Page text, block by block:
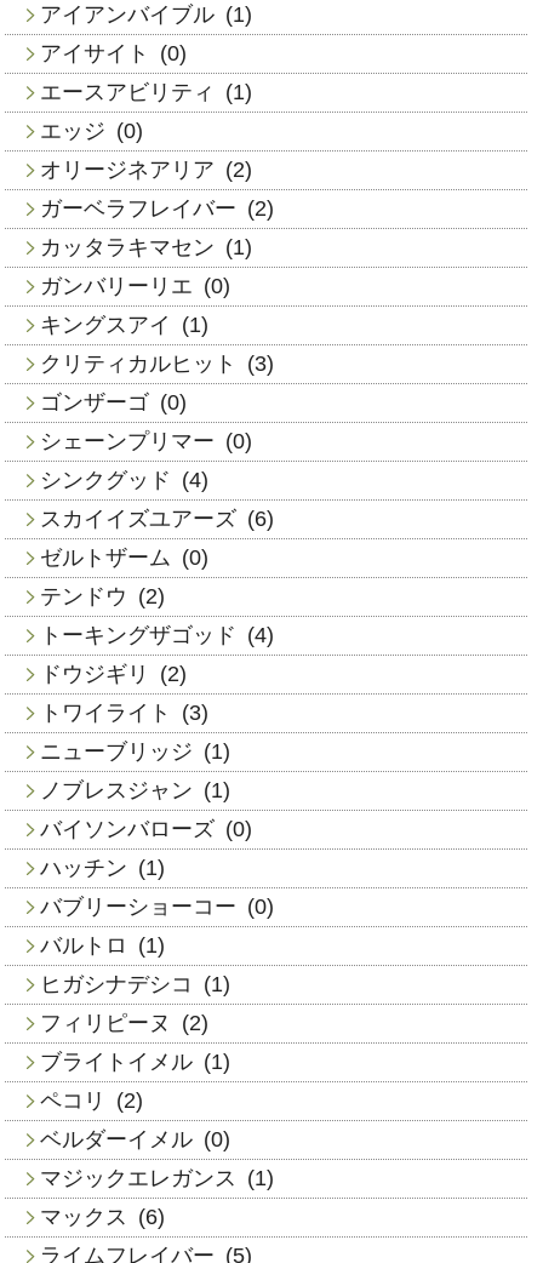
アイアンバイブル (1)
アイサイト
(0)
エースアビリティ
(1)
エッジ (0)
オリージネアリア (2)
ガーベラフレイバー (2)
カッタラキマセン (1)
ガンバリーリエ (0)
キングスアイ
(1)
クリティカルヒット
(3)
ゴンザーゴ (0)
シェーンプリマー (0)
シンクグッド (4)
スカイイズユアーズ (6)
ゼルトザーム (0)
テンドウ (2)
トーキングザゴッド (4)
ドウジギリ
(2)
トワイライト
(3)
ニューブリッジ (1)
ノブレスジャン (1)
バイソンバローズ (0)
ハッチン (1)
バブリーショーコー (0)
バルトロ
(1)
ヒガシナデシコ
(1)
フィリピーヌ
(2)
ブライトイメル (1)
ペコリ
(2)
ベルダーイメル (0)
マジックエレガンス
(1)
マックス
(6)
ライムフレイバー (5)